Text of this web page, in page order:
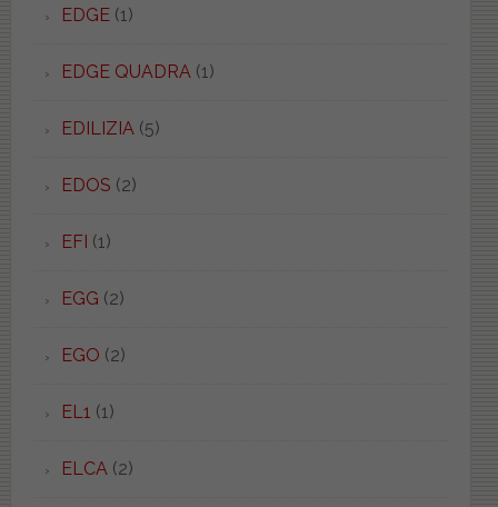
EDGE(1)
EDGE QUADRA (1)
EDILIZIA (5)
EDOS (2)
EFI (1)
EGG (2)
EGO (2)
EL1 (1)
ELCA (2)